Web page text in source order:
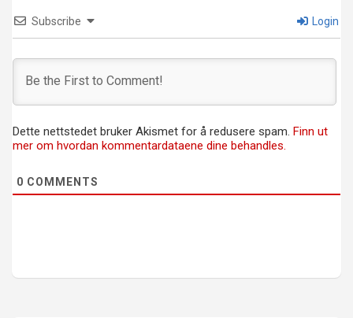
Subscribe Login
Dette nettstedet bruker Akismet for å redusere spam. Finn ut
mer om hvordan kommentardataene dine behandles.
0 COMMENTS